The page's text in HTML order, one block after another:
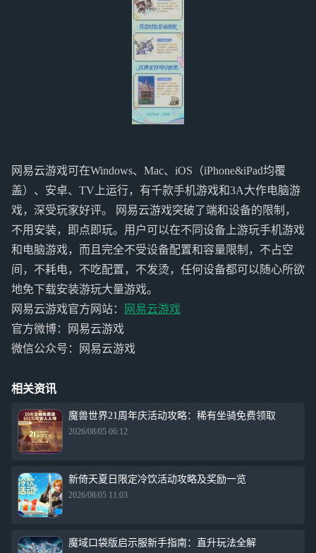
网易云游戏可在Windows、Mac、iOS（iPhone&iPad均覆
盖）、安卓、TV上运行，有千款手机游戏和3A大作电脑游
戏，深受玩家好评。 网易云游戏突破了端和设备的限制，
不用安装，即点即玩。用户可以在不同设备上游玩手机游戏
和电脑游戏，而且完全不受设备配置和容量限制，不占空
间，不耗电，不吃配置，不发烫，任何设备都可以随心所欲
地免下载安装游玩大量游戏。
网易云游戏官方网站：
网易云游戏
官方微博：网易云游戏
微信公众号：网易云游戏
相关资讯
魔兽世界21周年庆活动攻略：稀有坐骑免费领取
2026/08/05 06:12
新倚天夏日限定冷饮活动攻略及奖励一览
2026/08/05 11:03
魔域口袋版启示服新手指南：直升玩法全解